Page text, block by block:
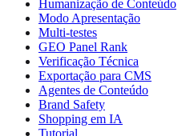
Humanização de Conteúdo
Modo Apresentação
Multi-testes
GEO Panel Rank
Verificação Técnica
Exportação para CMS
Agentes de Conteúdo
Brand Safety
Shopping em IA